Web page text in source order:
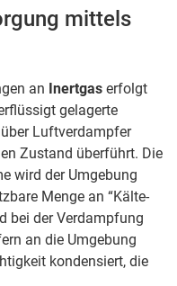
mittels
an Inertgas erfolgt
gelagerte
Luftverdampfer
Zustand überführt. Die
wird der Umgebung
Menge an “Kälte-
bei der Verdampfung
an die Umgebung
kondensiert, die